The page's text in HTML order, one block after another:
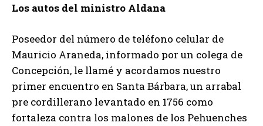
Los autos del ministro Aldana
Poseedor del número de teléfono celular de
Mauricio Araneda, informado por un colega de
Concepción, le llamé y acordamos nuestro
primer encuentro en Santa Bárbara, un arrabal
pre cordillerano levantado en 1756 como
fortaleza contra los malones de los Pehuenches